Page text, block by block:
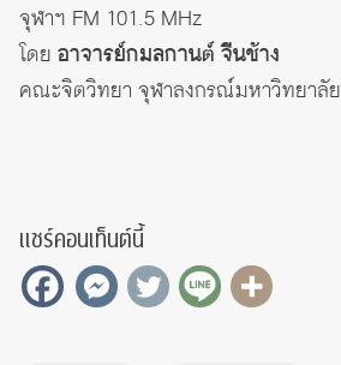
จุฬาฯ FM 101.5 MHz
โดย อาจารย์กมลกานต์ จีนช้าง
คณะจิตวิทยา จุฬาลงกรณ์มหาวิทยาลัย
แชร์คอนเท็นต์นี้